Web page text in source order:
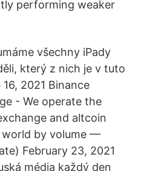
performing weaker
všechny iPady
který z nich je v tuto
2021 Binance
- We operate the
and altcoin
by volume —
February 23, 2021
média každý den